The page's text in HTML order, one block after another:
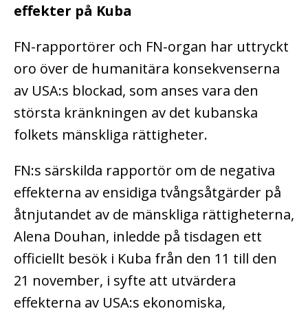
effekter på Kuba
FN-rapportörer och FN-organ har uttryckt
oro över de humanitära konsekvenserna
av USA:s blockad, som anses vara den
största kränkningen av det kubanska
folkets mänskliga rättigheter.
FN:s särskilda rapportör om de negativa
effekterna av ensidiga tvångsåtgärder på
åtnjutandet av de mänskliga rättigheterna,
Alena Douhan, inledde på tisdagen ett
officiellt besök i Kuba från den 11 till den
21 november, i syfte att utvärdera
effekterna av USA:s ekonomiska,